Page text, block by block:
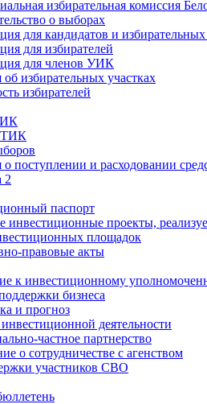
избирательная комиссия
о выборах
для кандидатов и
для избирателей
для членов УИК
избирательных участках
избирателей
ТИК
о поступлении и расходовании
2
паспорт
инвестиционные проекты,
площадок
правовые акты
к инвестиционному
бизнеса
и прогноз
деятельности
частное партнерство
о сотрудничестве с агенством
участников СВО